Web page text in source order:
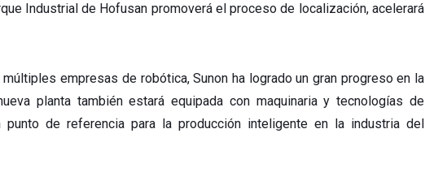
Industrial de Hofusan promoverá el proceso de localización, acelerará
empresas de robótica, Sunon ha logrado un gran progreso en la
planta también estará equipada con maquinaria y tecnologías de
punto de referencia para la producción inteligente en la industria del